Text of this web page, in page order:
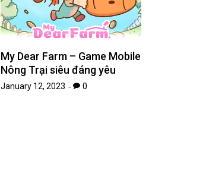
My Dear Farm – Game Mobile
Nông Trại siêu đáng yêu
January 12, 2023 0